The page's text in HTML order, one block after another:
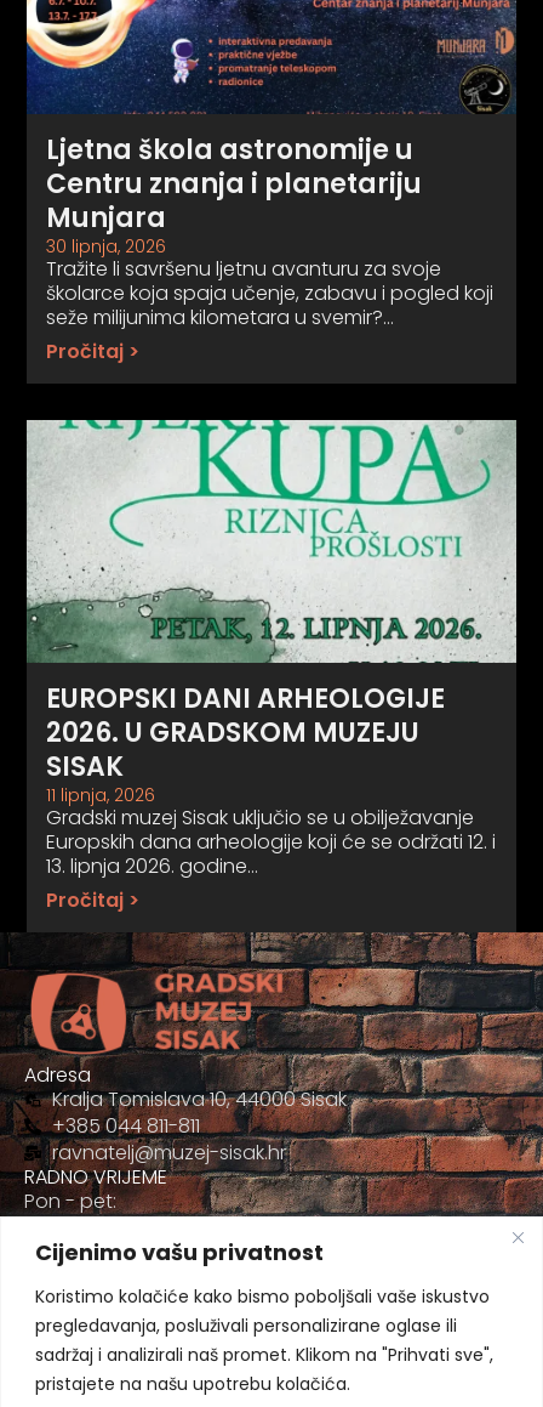
Cijenimo vašu privatnost
Koristimo kolačiće kako bismo poboljšali vaše iskustvo
pregledavanja, posluživali personalizirane oglase ili
sadržaj i analizirali naš promet. Klikom na "Prihvati sve",
pristajete na našu upotrebu kolačića.
Ljetna škola astronomije u
Centru znanja i planetariju
Munjara
30 lipnja, 2026
Tražite li savršenu ljetnu avanturu za svoje
školarce koja spaja učenje, zabavu i pogled koji
seže milijunima kilometara u svemir?…
Pročitaj >
EUROPSKI DANI ARHEOLOGIJE
2026. U GRADSKOM MUZEJU
SISAK
11 lipnja, 2026
Gradski muzej Sisak uključio se u obilježavanje
Europskih dana arheologije koji će se održati 12. i
13. lipnja 2026. godine…
Pročitaj >
Adresa
Kralja Tomislava 10, 44000 Sisak
+385 044 811-811
ravnatelj@muzej-sisak.hr
RADNO VRIJEME
Pon - pet:
Sub